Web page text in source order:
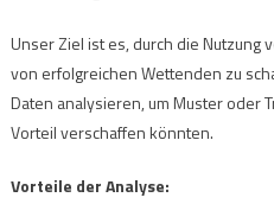
Unser Ziel ist es, durch die Nutzung
von erfolgreichen Wettenden zu
Daten analysieren, um Muster oder
Vorteil verschaffen könnten.
Vorteile der Analyse: